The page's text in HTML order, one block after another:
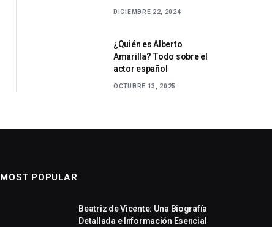
DICIEMBRE 22, 2024
¿Quién es Alberto
Amarilla? Todo sobre el
actor español
OCTUBRE 13, 2025
MOST POPULAR
Beatriz de Vicente: Una Biografía
Detallada e Información Esencial